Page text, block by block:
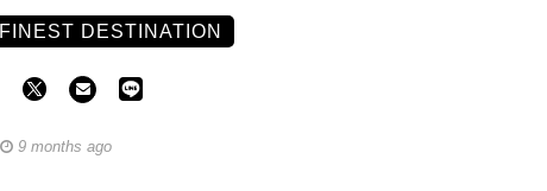
FINEST DESTINATION
9 months ago